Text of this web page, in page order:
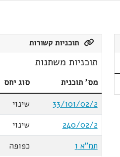
תוכניות קשורות
תוכניות משתנות
מס' תוכנית סוג יחס
33/101/02/2
שינוי
240/02/2
שינוי
תמ"א 1
כפופה